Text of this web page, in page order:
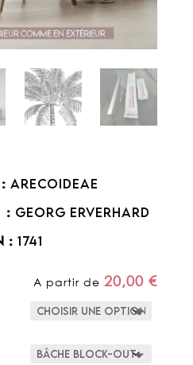
Arecoideae
: Georg Erverhard
: 1741
A partir de20,00€